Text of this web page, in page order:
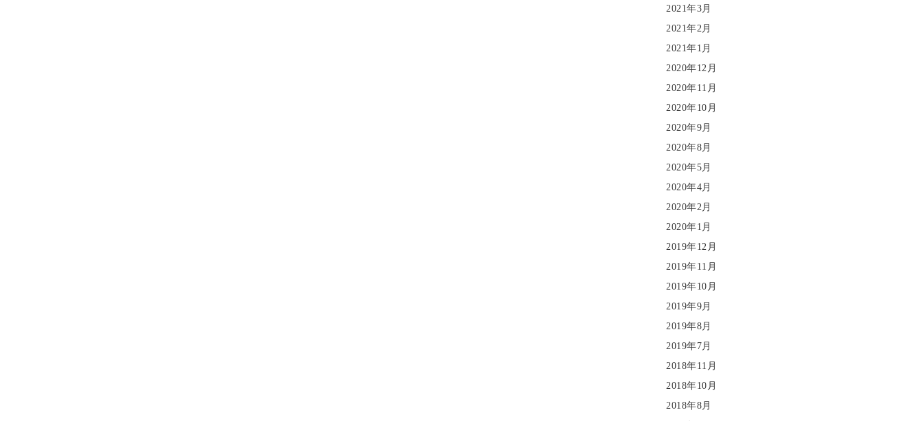
2021年3月
2021年2月
2021年1月
2020年12月
2020年11月
2020年10月
2020年9月
2020年8月
2020年5月
2020年4月
2020年2月
2020年1月
2019年12月
2019年11月
2019年10月
2019年9月
2019年8月
2019年7月
2018年11月
2018年10月
2018年8月